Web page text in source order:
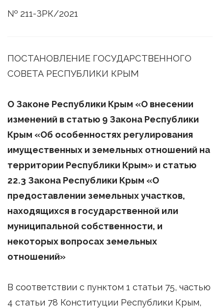
№ 211-ЗРК/2021
ПОСТАНОВЛЕНИЕ ГОСУДАРСТВЕННОГО
СОВЕТА РЕСПУБЛИКИ КРЫМ
О Законе Республики Крым «О внесении
изменений в статью 9 Закона Республики
Крым «Об особенностях регулирования
имущественных и земельных отношений на
территории Республики Крым» и статью
22.3 Закона Республики Крым «О
предоставлении земельных участков,
находящихся в государственной или
муниципальной собственности, и
некоторых вопросах земельных
отношений»
В соответствии с пунктом 1 статьи 75, частью
4 статьи 78 Конституции Республики Крым,